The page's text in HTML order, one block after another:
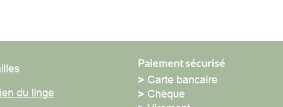
du linge
Paiement sécurisé
Carte bancaire
Chèque